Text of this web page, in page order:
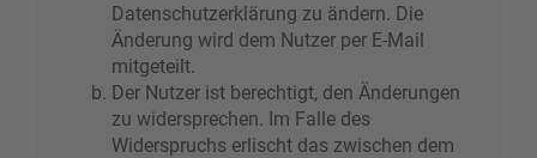
Datenschutzerklärung zu ändern. Die
Änderung wird dem Nutzer per E-Mail
mitgeteilt.
Der Nutzer ist berechtigt, den Änderungen
zu widersprechen. Im Falle des
Widerspruchs erlischt das zwischen dem